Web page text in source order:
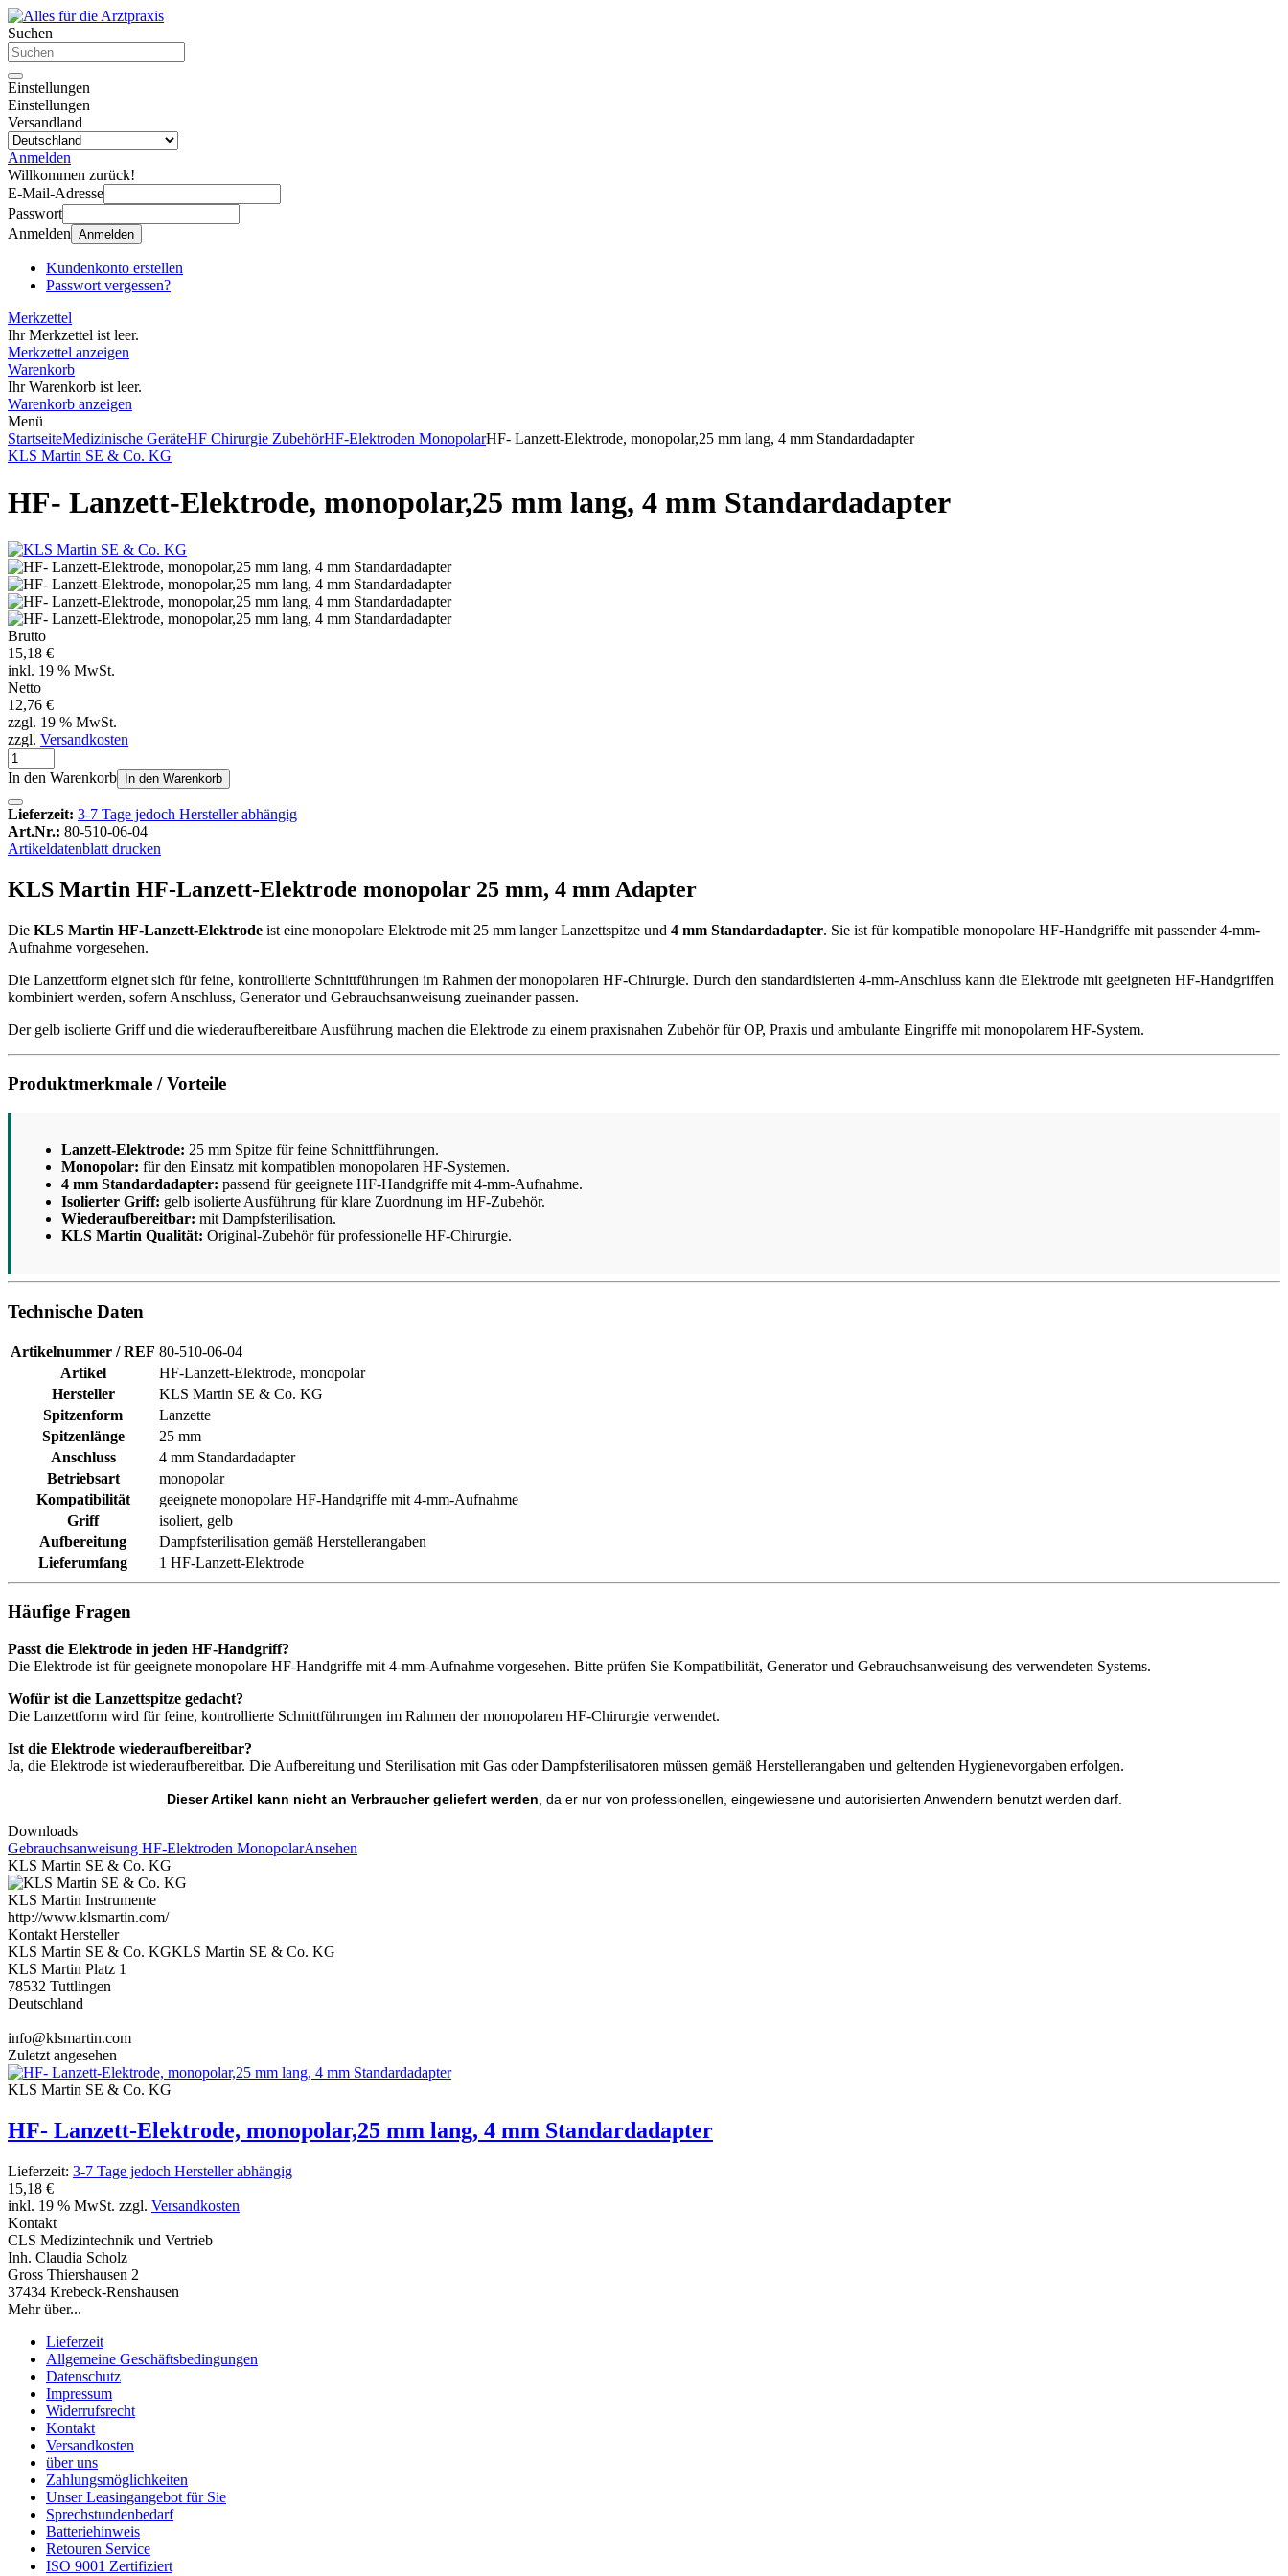
Suchen
Einstellungen
Einstellungen
Versandland
Anmelden
Willkommen zurück!
E-Mail-Adresse
Passwort
Anmelden Anmelden
Kundenkonto erstellen
Passwort vergessen?
Merkzettel
Ihr Merkzettel ist leer.
Merkzettel anzeigen
Warenkorb
Ihr Warenkorb ist leer.
Warenkorb anzeigen
Menü
StartseiteMedizinische GeräteHF Chirurgie ZubehörHF-Elektroden MonopolarHF- Lanzett-Elektrode, monopolar,25 mm lang, 4 mm Standardadapter
KLS Martin SE & Co. KG
HF- Lanzett-Elektrode, monopolar,25 mm lang, 4 mm Standardadapter
Brutto
15,18 €
inkl. 19 % MwSt.
Netto
12,76 €
zzgl. 19 % MwSt.
zzgl. Versandkosten
In den Warenkorb In den Warenkorb
Lieferzeit: 3-7 Tage jedoch Hersteller abhängig
Art.Nr.: 80-510-06-04
Artikeldatenblatt drucken
KLS Martin HF-Lanzett-Elektrode monopolar 25 mm, 4 mm Adapter
Die KLS Martin HF-Lanzett-Elektrode ist eine monopolare Elektrode mit 25 mm langer Lanzettspitze und 4 mm Standardadapter. Sie ist für kompatible monopolare HF-Handgriffe mit passender 4-mm-
Aufnahme vorgesehen.
Die Lanzettform eignet sich für feine, kontrollierte Schnittführungen im Rahmen der monopolaren HF-Chirurgie. Durch den standardisierten 4-mm-Anschluss kann die Elektrode mit geeigneten HF-Handgriffen
kombiniert werden, sofern Anschluss, Generator und Gebrauchsanweisung zueinander passen.
Der gelb isolierte Griff und die wiederaufbereitbare Ausführung machen die Elektrode zu einem praxisnahen Zubehör für OP, Praxis und ambulante Eingriffe mit monopolarem HF-System.
Produktmerkmale / Vorteile
Lanzett-Elektrode: 25 mm Spitze für feine Schnittführungen.
Monopolar: für den Einsatz mit kompatiblen monopolaren HF-Systemen.
4 mm Standardadapter: passend für geeignete HF-Handgriffe mit 4-mm-Aufnahme.
Isolierter Griff: gelb isolierte Ausführung für klare Zuordnung im HF-Zubehör.
Wiederaufbereitbar: mit Dampfsterilisation.
KLS Martin Qualität: Original-Zubehör für professionelle HF-Chirurgie.
Technische Daten
Artikelnummer / REF 80-510-06-04
Artikel
HF-Lanzett-Elektrode, monopolar
Hersteller
KLS Martin SE & Co. KG
Spitzenform
Lanzette
Spitzenlänge
25 mm
Anschluss
4 mm Standardadapter
Betriebsart
monopolar
Kompatibilität
geeignete monopolare HF-Handgriffe mit 4-mm-Aufnahme
Griff
isoliert, gelb
Aufbereitung
Dampfsterilisation gemäß Herstellerangaben
Lieferumfang
1 HF-Lanzett-Elektrode
Häufige Fragen
Passt die Elektrode in jeden HF-Handgriff?
Die Elektrode ist für geeignete monopolare HF-Handgriffe mit 4-mm-Aufnahme vorgesehen. Bitte prüfen Sie Kompatibilität, Generator und Gebrauchsanweisung des verwendeten Systems.
Wofür ist die Lanzettspitze gedacht?
Die Lanzettform wird für feine, kontrollierte Schnittführungen im Rahmen der monopolaren HF-Chirurgie verwendet.
Ist die Elektrode wiederaufbereitbar?
Ja, die Elektrode ist wiederaufbereitbar. Die Aufbereitung und Sterilisation mit Gas oder Dampfsterilisatoren müssen gemäß Herstellerangaben und geltenden Hygienevorgaben erfolgen.
Dieser Artikel kann nicht an Verbraucher geliefert werden , da er nur von professionellen, eingewiesene und autorisierten Anwendern benutzt werden darf.
Downloads
Gebrauchsanweisung HF-Elektroden MonopolarAnsehen
KLS Martin SE & Co. KG
KLS Martin Instrumente
http://www.klsmartin.com/
Kontakt Hersteller
KLS Martin SE & Co. KGKLS Martin SE & Co. KG
KLS Martin Platz 1
78532 Tuttlingen
Deutschland
info@klsmartin.com
Zuletzt angesehen
KLS Martin SE & Co. KG
HF- Lanzett-Elektrode, monopolar,25 mm lang, 4 mm Standardadapter
Lieferzeit: 3-7 Tage jedoch Hersteller abhängig
15,18 €
inkl. 19 % MwSt. zzgl. Versandkosten
Kontakt
CLS Medizintechnik und Vertrieb
Inh. Claudia Scholz
Gross Thiershausen 2
37434 Krebeck-Renshausen
Mehr über...
Lieferzeit
Allgemeine Geschäftsbedingungen
Datenschutz
Impressum
Widerrufsrecht
Kontakt
Versandkosten
über uns
Zahlungsmöglichkeiten
Unser Leasingangebot für Sie
Sprechstundenbedarf
Batteriehinweis
Retouren Service
ISO 9001 Zertifiziert